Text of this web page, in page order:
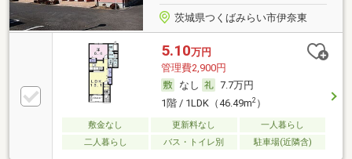
茨城県つくばみらい市伊奈東
5.10万円
管理費2,900円
なし
7.7万円
1階 / 1LDK（46.49m2）
敷金なし 更新料なし
一人暮らし
二人暮らし
バス・トイレ別 駐車場(近隣含)